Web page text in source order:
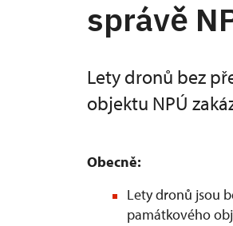
správě
Lety dronů bez
objektu NPÚ
Obecně:
Lety dronů jsou
památkového